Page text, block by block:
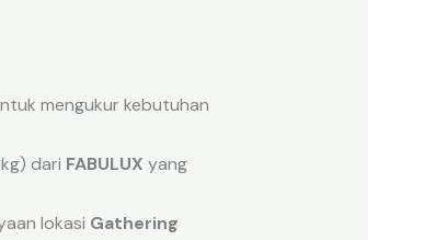
mengukur kebutuhan
dari FABULUX yang
lokasi Gathering